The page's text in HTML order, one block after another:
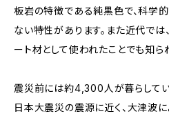
板岩の特徴である純黒色で、科学
ない特性があります。また近代で
ート材として使われたことでも知ら
震災前には約4,300人が暮らして
日本大震災の震源に近く、大津波